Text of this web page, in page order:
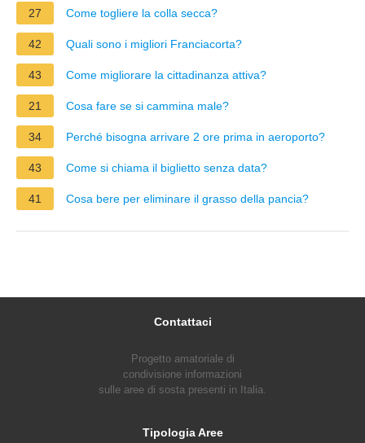
27
Come togliere la colla secca?
42 Quali sono i migliori Franciacorta?
43 Come migliorare la cittadinanza attiva?
21 Cosa fare se si cammina male?
34 Perché bisogna arrivare 2 ore prima in aeroporto?
43 Come si chiama il biglietto senza data?
41 Cosa bere per eliminare il grasso della pancia?
Contattaci
Progetto amatoriale di
condivisione informazioni
sulle aree di sosta presenti in Italia.
Tipologia Aree